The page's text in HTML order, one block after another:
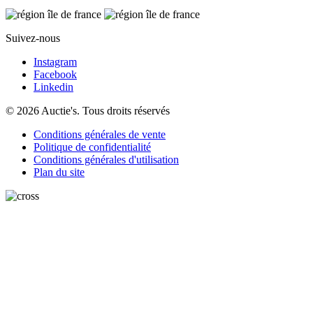
Suivez-nous
Instagram
Facebook
Linkedin
© 2026 Auctie's. Tous droits réservés
Conditions générales de vente
Politique de confidentialité
Conditions générales d'utilisation
Plan du site